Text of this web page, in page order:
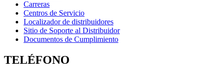
Carreras
Centros de Servicio
Localizador de distribuidores
Sitio de Soporte al Distribuidor
Documentos de Cumplimiento
TELÉFONO